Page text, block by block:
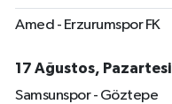
Amed - Erzurumspor FK
17 Ağustos, Pazartesi
Samsunspor - Göztepe